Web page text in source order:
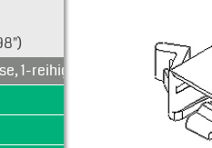
1-reihig